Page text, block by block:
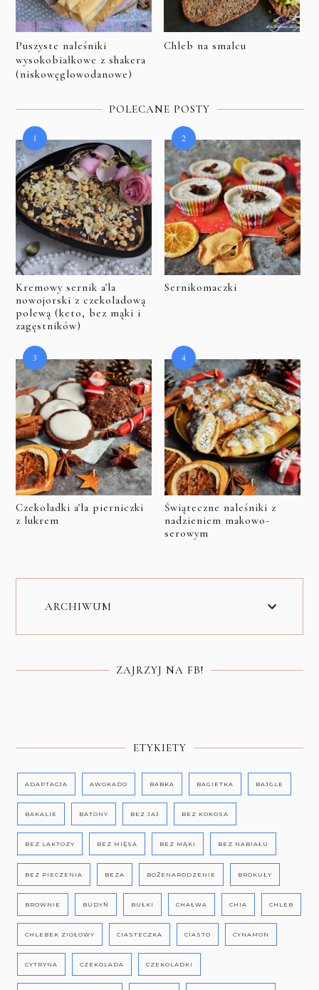
Puszyste naleśniki
wysokobiałkowe z shakera
(niskowęglowodanowe)
Chleb na smalcu
POLECANE POSTY
Kremowy sernik a'la
nowojorski z czekoladową
polewą (keto, bez mąki i
zagęstników)
Sernikomaczki
Czekoladki a'la pierniczki
z lukrem
Świąteczne naleśniki z
nadzieniem makowo-
serowym
ARCHIWUM
ZAJRZYJ NA FB!
ETYKIETY
ADAPTACJA AWOKADO BABKA BAGIETKA BAJGLE
BAKALIE BATONY BEZ JAJ BEZ KOKOSA
BEZ LAKTOZY BEZ MIĘSA BEZ MĄKI BEZ NABIAŁU
BEZ PIECZENIA BEZA BOŻENARODZENIE BROKUŁY
BROWNIE BUDYŃ BUŁKI CHAŁWA CHIA CHLEB
CHLEBEK ZIOŁOWY CIASTECZKA CIASTO CYNAMON
CYTRYNA CZEKOLADA CZEKOLADKI